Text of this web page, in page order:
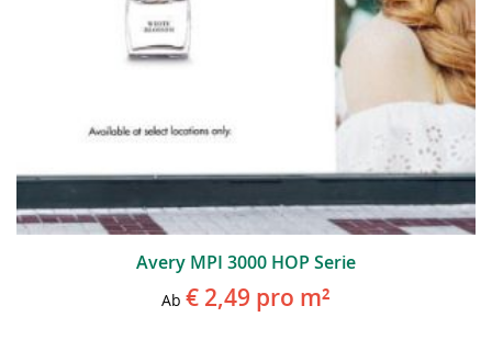
Avery MPI 3000 HOP Serie
Ab € 2,49 pro m²